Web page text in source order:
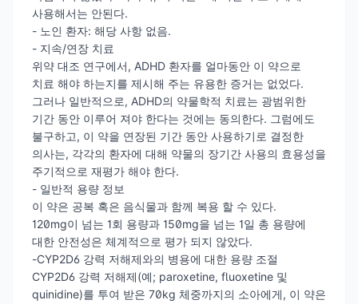
사용해서는 안된다.
- 노인 환자: 해당 사항 없음.
- 지속/연장 치료
위약 대조 연구에서, ADHD 환자를 얼마동안 이 약으로
치료 해야 하는지를 제시해 주는 유용한 증거는 없었다.
그러나 일반적으로, ADHD의 약물학적 치료는 광범위한
기간 동안 이루어 져야 한다는 것에는 동의한다. 그럼에도
불구하고, 이 약을 연장된 기간 동안 사용하기로 결정한
의사는, 각각의 환자에 대해 약물의 장기간 사용의 효용성을
주기적으로 재평가 해야 한다.
- 일반적 용량 정보
이 약은 공복 혹은 음식물과 함께 복용 할 수 있다.
120mg이 넘는 1회 용량과 150mg을 넘는 1일 총 용량에
대한 안전성은 체계적으로 평가 되지 않았다.
-CYP2D6 강력 저해제와의 병용에 대한 용량 조절
CYP2D6 강력 저해제(예; paroxetine, fluoxetine 및
quinidine)를 투여 받은 70kg 체중까지의 소아에게, 이 약은